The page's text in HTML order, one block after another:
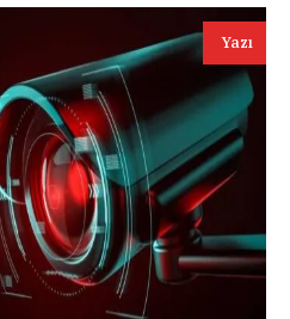
Yazı